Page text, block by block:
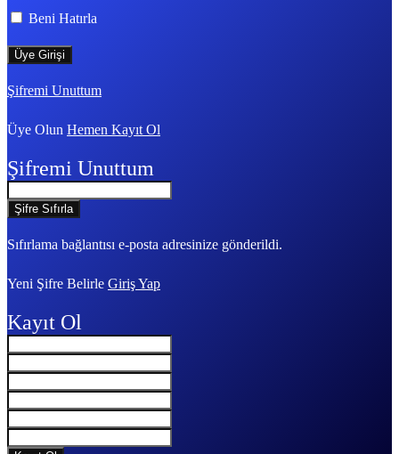
Beni Hatırla
Şifremi Unuttum
Üye Olun Hemen Kayıt Ol
Şifremi Unuttum
Sıfırlama bağlantısı e-posta adresinize gönderildi.
Yeni Şifre Belirle Giriş Yap
Kayıt Ol